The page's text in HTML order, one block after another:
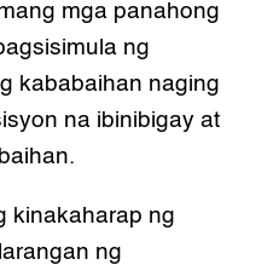
mga panahong
ng
kababaihan naging
na ibinibigay at
kinakaharap ng
ng